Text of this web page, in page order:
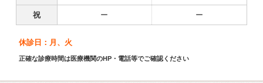
祝 ー ー
休診日：月、火
正確な診療時間は医療機関のHP・電話等でご確認ください